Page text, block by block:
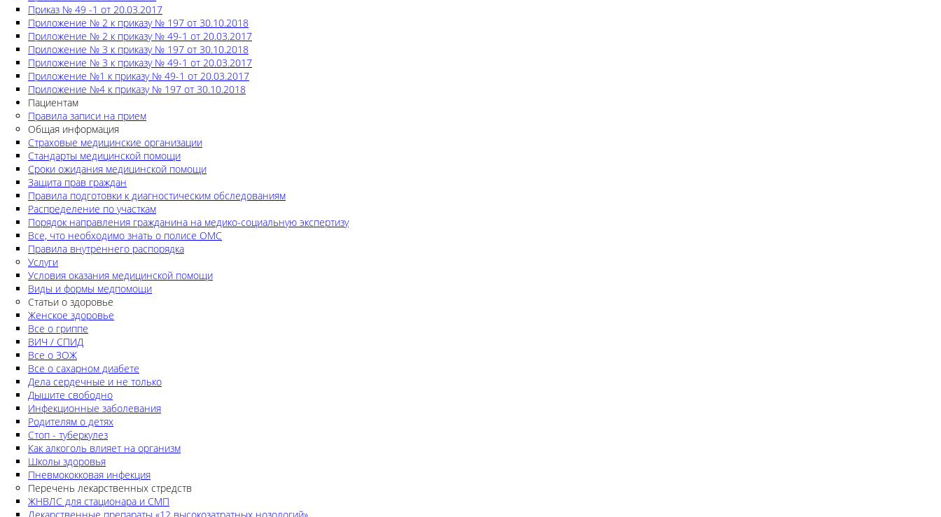
Приказ № 49 -1 от 20.03.2017
Приложение № 2 к приказу № 197 от 30.10.2018
Приложение № 2 к приказу № 49-1 от 20.03.2017
Приложение № 3 к приказу № 197 от 30.10.2018
Приложение № 3 к приказу № 49-1 от 20.03.2017
Приложение №1 к приказу № 49-1 от 20.03.2017
Приложение №4 к приказу № 197 от 30.10.2018
Пациентам
Правила записи на прием
Общая информация
Страховые медицинские организации
Стандарты медицинской помощи
Сроки ожидания медицинской помощи
Защита прав граждан
Правила подготовки к диагностическим обследованиям
Распределение по участкам
Порядок направления гражданина на медико-социальную экспертизу
Все, что необходимо знать о полисе ОМС
Правила внутреннего распорядка
Услуги
Условия оказания медицинской помощи
Виды и формы медпомощи
Статьи о здоровье
Женское здоровье
Все о гриппе
ВИЧ / СПИД
Все о ЗОЖ
Все о сахарном диабете
Дела сердечные и не только
Дышите свободно
Инфекционные заболевания
Родителям о детях
Стоп - туберкулез
Как алкоголь влияет на организм
Школы здоровья
Пневмококковая инфекция
Перечень лекарственных стредств
ЖНВЛС для стационара и СМП